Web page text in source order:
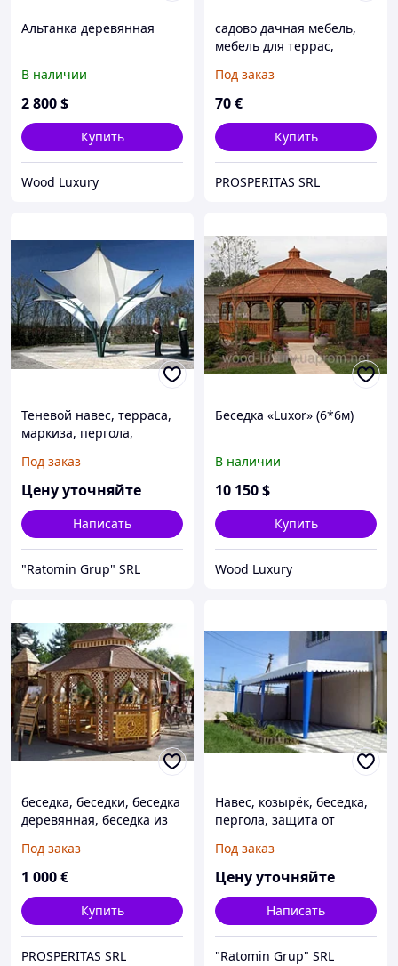
Альтанка деревянная
В наличии
2 800$
Купить
Wood Luxury
садово дачная мебель,
мебель для террас,
для дачи, мебель для
беседки
Под заказ
70€
Купить
PROSPERITAS SRL
Теневой навес, терраса,
маркиза, пергола,
теневой парус, шатёр,
беседка, натяжной навес
Под заказ
Цену уточняйте
Написать
"Ratomin Grup" SRL
Беседка «Luxor» (6*6м)
В наличии
10 150$
Купить
Wood Luxury
беседка, беседки, беседка
деревянная, беседка из
садовая беседка, беседка
Под заказ
1 000€
Купить
PROSPERITAS SRL
Навес, козырёк, беседка,
пергола, защита от
маркиза, тентовый навес,
зонт от солнца
Под заказ
Цену уточняйте
Написать
"Ratomin Grup" SRL